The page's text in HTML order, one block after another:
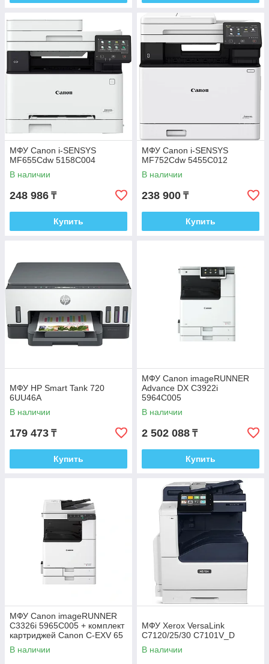
МФУ Canon i-SENSYS
MF655Cdw 5158C004
В наличии
248 986 ₸
Купить
МФУ Canon i-SENSYS
MF752Cdw 5455C012
В наличии
238 900 ₸
Купить
МФУ HP Smart Tank 720
6UU46A
В наличии
179 473 ₸
Купить
МФУ Canon imageRUNNER
Advance DX C3922i
5964C005
В наличии
2 502 088 ₸
Купить
МФУ Canon imageRUNNER
C3326i 5965C005 + комплект
картриджей Canon C-EXV 65
В наличии
МФУ Xerox VersaLink
C7120/25/30 C7101V_D
В наличии